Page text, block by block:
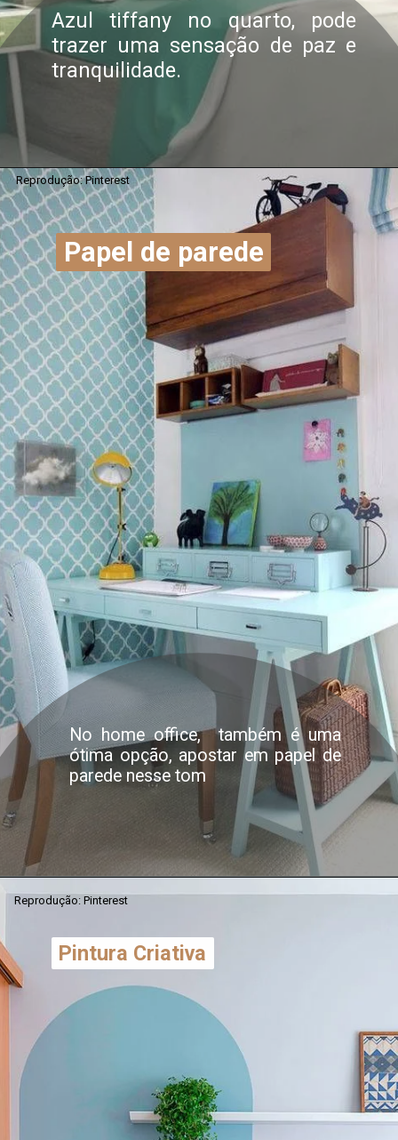
Azul tiffany no quarto, pode
trazer uma sensação de paz e
tranquilidade.
Opening https://saladacasa.com.br/cores-que-combinam-com-azul-opcoes-deslumbrantes/
No home office, também é uma
ótima opção, apostar em papel de
parede nesse tom
Papel de parede
Papel de parede
Reprodução: Pinterest
Pintura Criativa
Pintura Criativa
Reprodução: Pinterest